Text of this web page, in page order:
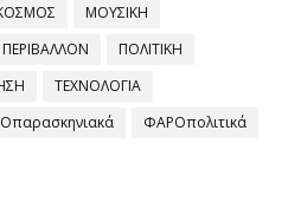
ΜΟΥΣΙΚΗ
ΠΕΡΙΒΑΛΛΟΝ
ΠΟΛΙΤΙΚΗ
ΤΕΧΝΟΛΟΓΙΑ
ΦΑΡΟπολιτικά